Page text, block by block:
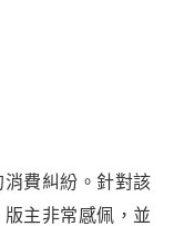
費糾紛。針對該
主非常感佩，並